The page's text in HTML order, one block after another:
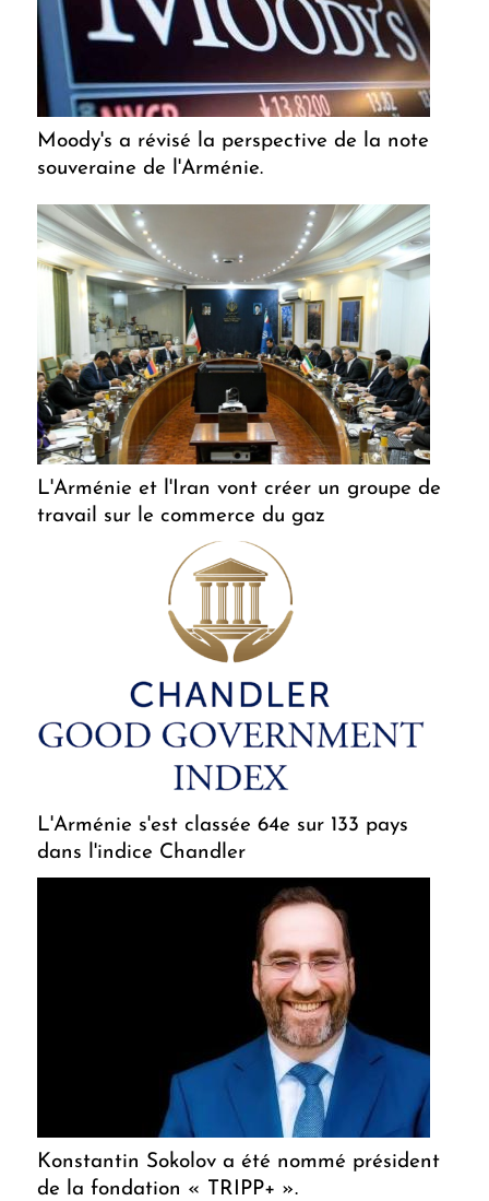
Moody's a révisé la perspective de la note
souveraine de l'Arménie.
L'Arménie et l'Iran vont créer un groupe de
travail sur le commerce du gaz
L'Arménie s'est classée 64e sur 133 pays
dans l'indice Chandler
Konstantin Sokolov a été nommé président
de la fondation « TRIPP+ ».